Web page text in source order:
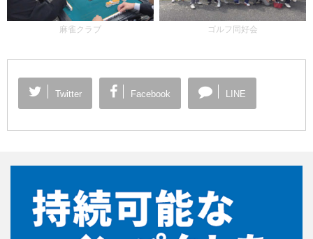
麻雀クラブ ゴルフ同好会
Twitter Facebook LINE